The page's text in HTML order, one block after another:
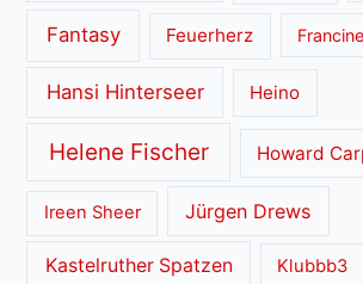
Fantasy Feuerherz
Hansi Hinterseer Heino
Helene Fischer Howard
Ireen Sheer Jürgen Drews
Kastelruther Spatzen Klubbb3